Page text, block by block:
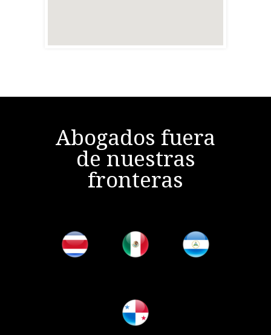
Abogados fuera
de nuestras
fronteras